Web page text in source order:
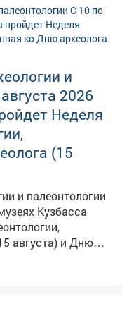
и
2026
Неделя
(15
и палеонтологии
Кузбасса
августа) и Дню
знакомство с